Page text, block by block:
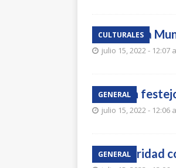
CULTURALES
La Banda
julio 15, 2022 - 12:07
GENERAL
Inician
julio 15, 2022 - 12:06
GENERAL
Solidaridad